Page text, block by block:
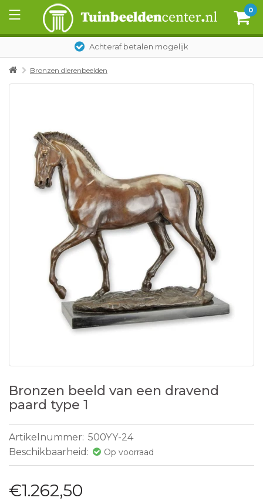
0
Achteraf betalen mogelijk
Bronzen dierenbeelden
Bronzen beeld van een dravend
paard type 1
Artikelnummer: 500YY-24
Beschikbaarheid:
Op voorraad
€1.262,50